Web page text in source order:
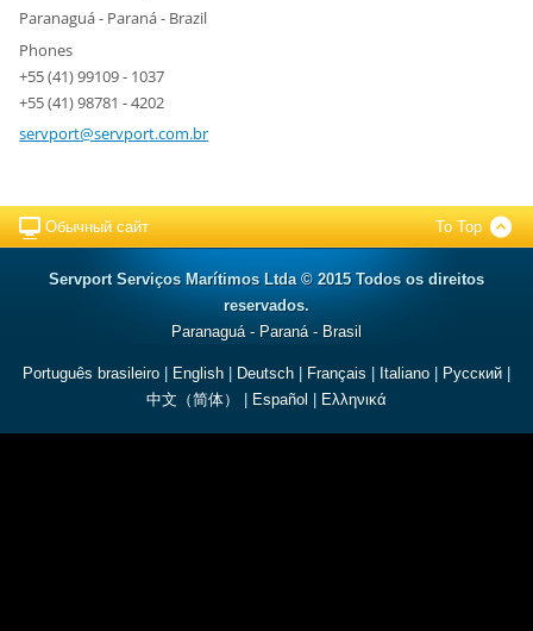
Paranaguá - Paraná - Brazil
Phones
+55 (41) 99109 - 1037
+55 (41) 98781 - 4202
servport@servport.com.br
Обычный сайт To Top
Servport Serviços Marítimos Ltda © 2015 Todos os direitos
reservados.
Paranaguá - Paraná - Brasil
Português brasileiro English Deutsch Français Italiano Русский
中文（简体）
Español Ελληνικά